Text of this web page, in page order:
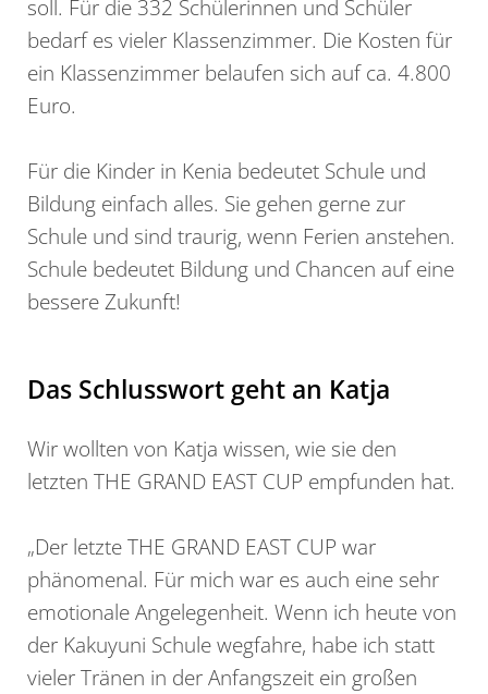
soll. Für die 332 Schülerinnen und Schüler
bedarf es vieler Klassenzimmer. Die Kosten für
ein Klassenzimmer belaufen sich auf ca. 4.800
Euro.
Für die Kinder in Kenia bedeutet Schule und
Bildung einfach alles. Sie gehen gerne zur
Schule und sind traurig, wenn Ferien anstehen.
Schule bedeutet Bildung und Chancen auf eine
bessere Zukunft!
Das Schlusswort geht an Katja
Wir wollten von Katja wissen, wie sie den
letzten THE GRAND EAST CUP empfunden hat.
„Der letzte THE GRAND EAST CUP war
phänomenal. Für mich war es auch eine sehr
emotionale Angelegenheit. Wenn ich heute von
der Kakuyuni Schule wegfahre, habe ich statt
vieler Tränen in der Anfangszeit ein großen